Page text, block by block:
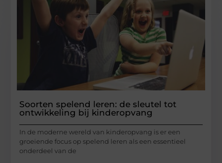
Soorten spelend leren: de sleutel tot
ontwikkeling bij kinderopvang
In de moderne wereld van kinderopvang is er een
groeiende focus op spelend leren als een essentieel
onderdeel van de